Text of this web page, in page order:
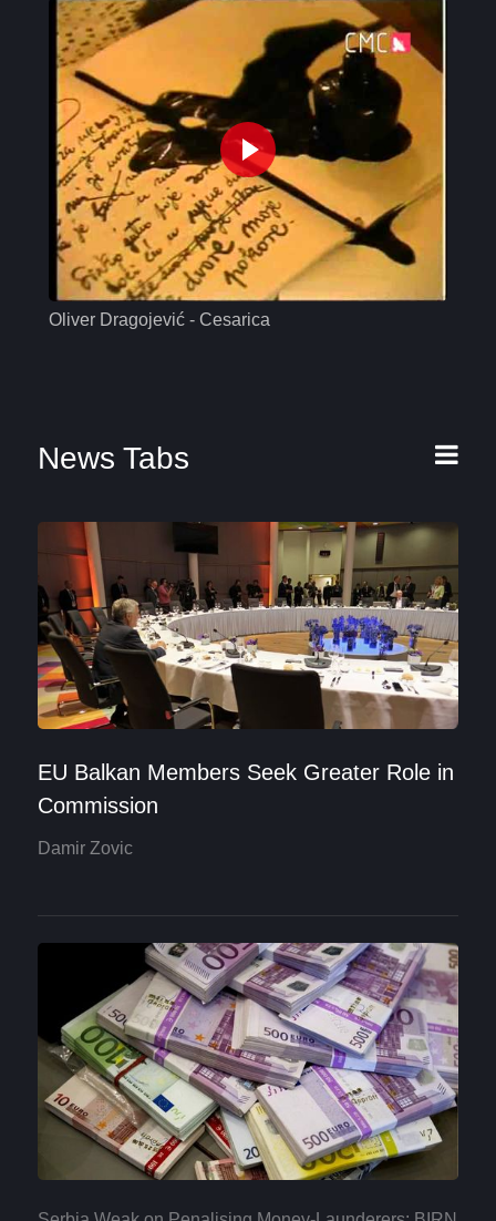
Oliver Dragojević - Cesarica
News Tabs
EU Balkan Members Seek Greater Role in
Commission
Damir Zovic